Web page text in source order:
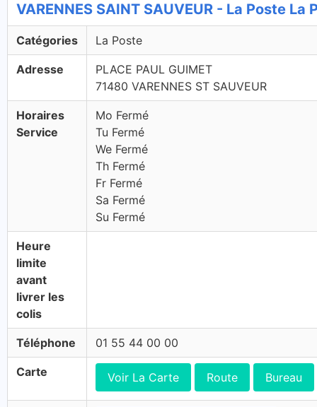
VARENNES SAINT SAUVEUR - La Poste La
Catégories La Poste
Adresse
PLACE PAUL GUIMET
71480 VARENNES ST SAUVEUR
Horaires
Service
Mo Fermé
Tu Fermé
We Fermé
Th Fermé
Fr Fermé
Sa Fermé
Su Fermé
Heure
limite
avant
livrer les
colis
Téléphone 01 55 44 00 00
Carte Voir La Carte Route Bureau